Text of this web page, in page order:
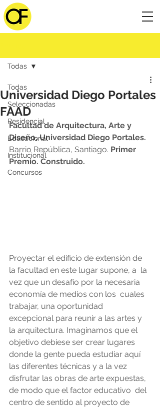
Todas
Seleccionadas
Residencial
Educacional
Institucional
Concursos
Todas
Universidad Diego Portales
FAAD
Facultad de Arquitectura, Arte y
Diseño, Universidad Diego Portales.
Barrio República, Santiago. Primer
Premio. Construido.
Proyectar el edificio de extensión de
la facultad en este lugar supone, a  la
vez que un desafío por la necesaria
economía de medios con los  cuales
trabajar, una oportunidad
excepcional para reunir a las artes y
la arquitectura. Imaginamos que el
objetivo debiese ser crear lugares
donde la gente pueda estudiar aquí
las diferentes técnicas y a la vez
disfrutar las obras de arte expuestas,
de modo que el factor educativo  del
centro de sentido al proyecto de